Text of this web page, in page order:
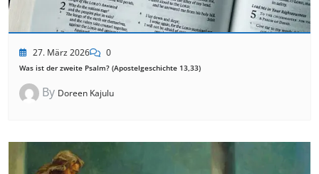
27. März 2026 0
Was ist der zweite Psalm? (Apostelgeschichte 13,33)
By Doreen Kajulu